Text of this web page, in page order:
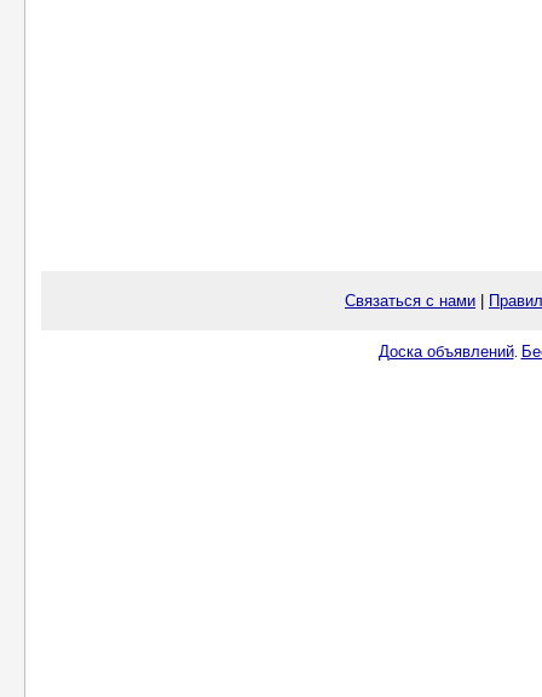
Связаться с нами
Доска объявлений.